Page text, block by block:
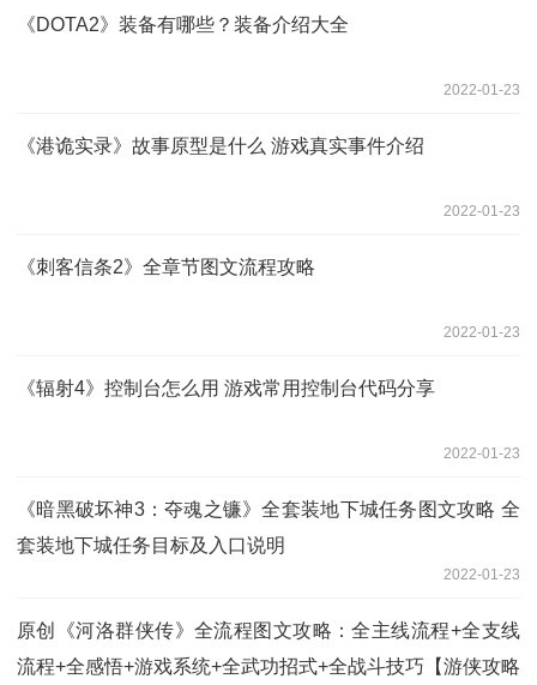
《DOTA2》装备有哪些？装备介绍大全
2022-01-23
《港诡实录》故事原型是什么 游戏真实事件介绍
2022-01-23
《刺客信条2》全章节图文流程攻略
2022-01-23
《辐射4》控制台怎么用 游戏常用控制台代码分享
2022-01-23
《暗黑破坏神3：夺魂之镰》全套装地下城任务图文攻略 全
套装地下城任务目标及入口说明
2022-01-23
原创《河洛群侠传》全流程图文攻略：全主线流程+全支线
流程+全感悟+游戏系统+全武功招式+全战斗技巧【游侠攻略